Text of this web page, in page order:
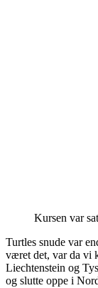
Kursen var
Turtles snude var
været det, var da vi
Liechtenstein og
og slutte oppe i